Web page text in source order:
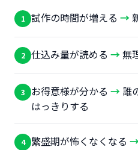
1 試作の時間が増える →
2 仕込み量が読める →無
3 お得意様が分かる → 誰
はっきりする
4 繁盛期が怖くなくなる